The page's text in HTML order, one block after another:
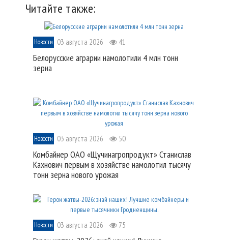
Читайте также:
Новости 03 августа 2026 41
Белорусские аграрии намолотили 4 млн тонн
зерна
Новости 03 августа 2026 50
Комбайнер ОАО «Щучинагропродукт» Станислав
Кахнович первым в хозяйстве намолотил тысячу
тонн зерна нового урожая
Новости 03 августа 2026 75